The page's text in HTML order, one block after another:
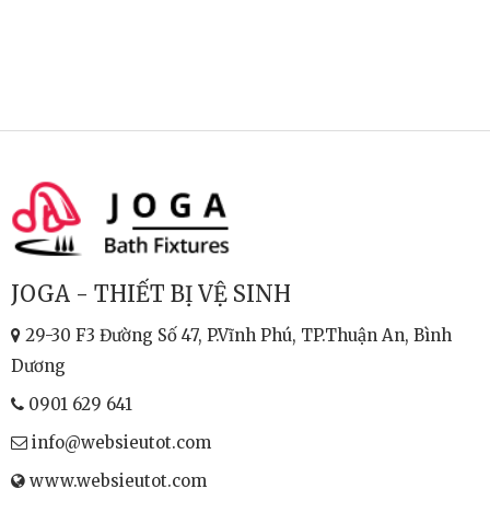
JOGA - THIẾT BỊ VỆ SINH
29-30 F3 Đường Số 47, P.Vĩnh Phú, TP.Thuận An, Bình
Dương
0901 629 641
info@websieutot.com
www.websieutot.com